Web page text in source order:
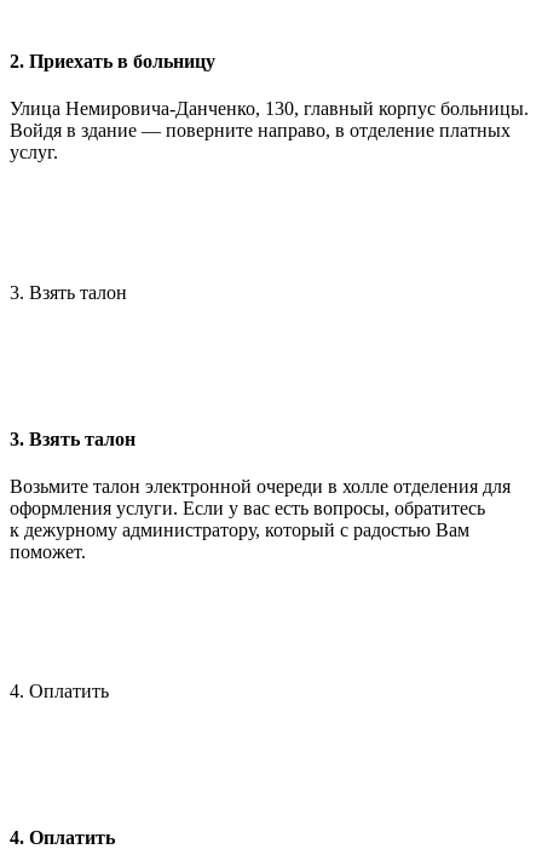
2. Приехать в больницу
Улица Немировича-Данченко, 130, главный корпус больницы.
Войдя в здание — поверните направо, в отделение платных
услуг.
3. Взять талон
3. Взять талон
Возьмите талон электронной очереди в холле отделения для
оформления услуги. Если у вас есть вопросы, обратитесь
к дежурному администратору, который с радостью Вам
поможет.
4. Оплатить
4. Оплатить